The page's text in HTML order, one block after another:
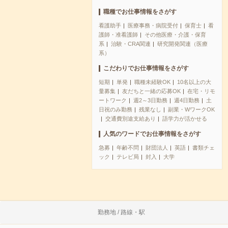
職種でお仕事情報をさがす
看護助手 医療事務・病院受付 保育士
看
護師・准看護師
その他医療・介護・保育
系
治験・CRA関連
研究開発関連（医療
系）
こだわりでお仕事情報をさがす
短期 単発 職種未経験OK
10名以上の大
量募集
友だちと一緒の応募OK
在宅・リモ
ートワーク
週2～3日勤務 週4日勤務
土
日祝のみ勤務
残業なし
副業・WワークOK
交通費別途支給あり
語学力が活かせる
人気のワードでお仕事情報をさがす
急募 年齢不問 財団法人 英語
書類チェ
ック
テレビ局 封入 大学
勤務地 / 路線・駅